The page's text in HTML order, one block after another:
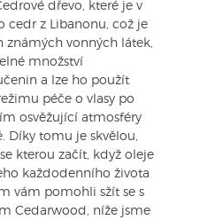
dřevo, které je v
cedr z Libanonu, což je
známých vonných látek,
množství
a lze ho použít
péče o vlasy po
osvěžující atmosféry
Díky tomu je skvělou,
kterou začít, když oleje
každodenního života
vám pomohli sžít se s
Cedarwood, níže jsme